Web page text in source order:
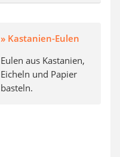
» Kastanien-Eulen
Eulen aus Kastanien,
Eicheln und Papier
basteln.